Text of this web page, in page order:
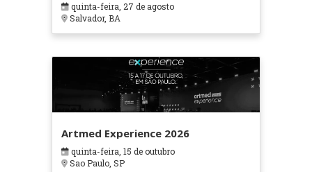
quinta-feira, 27 de agosto
Salvador, BA
Artmed Experience 2026
quinta-feira, 15 de outubro
Sao Paulo, SP